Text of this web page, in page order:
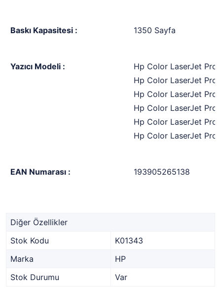
Baskı Kapasitesi : 1350 Sayfa
Yazıcı Modeli :
Hp Color LaserJet Pro
Hp Color LaserJet Pro
Hp Color LaserJet Pro
Hp Color LaserJet Pro
Hp Color LaserJet Pro
Hp Color LaserJet Pro
EAN Numarası : 193905265138
Diğer Özellikler
Stok Kodu
K01343
Marka
HP
Stok Durumu
Var